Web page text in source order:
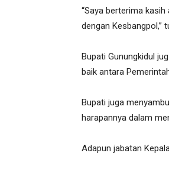
“Saya berterima
dengan Kesbangpol,”
Bupati Gunungkidul
baik antara
Bupati juga
harapannya dalam
Adapun jabatan